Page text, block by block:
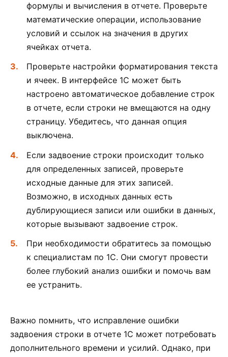
формулы и вычисления в отчете. Проверьте
математические операции, использование
условий и ссылок на значения в других
ячейках отчета.
Проверьте настройки форматирования текста
и ячеек. В интерфейсе 1С может быть
настроено автоматическое добавление строк
в отчете, если строки не вмещаются на одну
страницу. Убедитесь, что данная опция
выключена.
Если задвоение строки происходит только
для определенных записей, проверьте
исходные данные для этих записей.
Возможно, в исходных данных есть
дублирующиеся записи или ошибки в данных,
которые вызывают задвоение строк.
При необходимости обратитесь за помощью
к специалистам по 1С. Они смогут провести
более глубокий анализ ошибки и помочь вам
ее устранить.
Важно помнить, что исправление ошибки
задвоения строки в отчете 1С может потребовать
дополнительного времени и усилий. Однако, при